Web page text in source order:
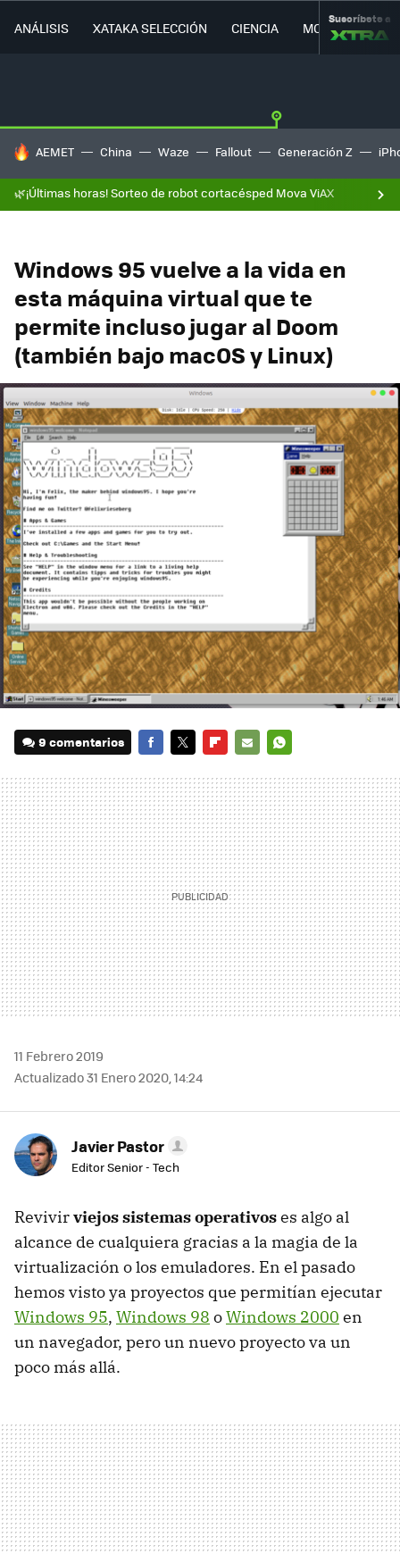
ANÁLISIS XATAKA SELECCIÓN CIENCIA MOVILIDAD
Suscríbete a
HOY SE HABLA DE
AEMET China Waze Fallout Generación Z
🌿¡Últimas horas! Sorteo de robot cortacésped Mova ViAX
Windows 95 vuelve a la vida en
esta máquina virtual que te
permite incluso jugar al Doom
(también bajo macOS y Linux)
9 comentarios
MAIL
11 Febrero 2019
Actualizado 31 Enero 2020, 14:24
Javier Pastor
Editor Senior - Tech
Revivirviejos sistemas operativoses algo al
alcance de cualquiera gracias a la magia de la
virtualización o los emuladores. En el pasado
hemos visto ya proyectos que permitían ejecutar
Windows 95, Windows 98 oWindows 2000 en
un navegador, pero un nuevo proyecto va un
poco más allá.